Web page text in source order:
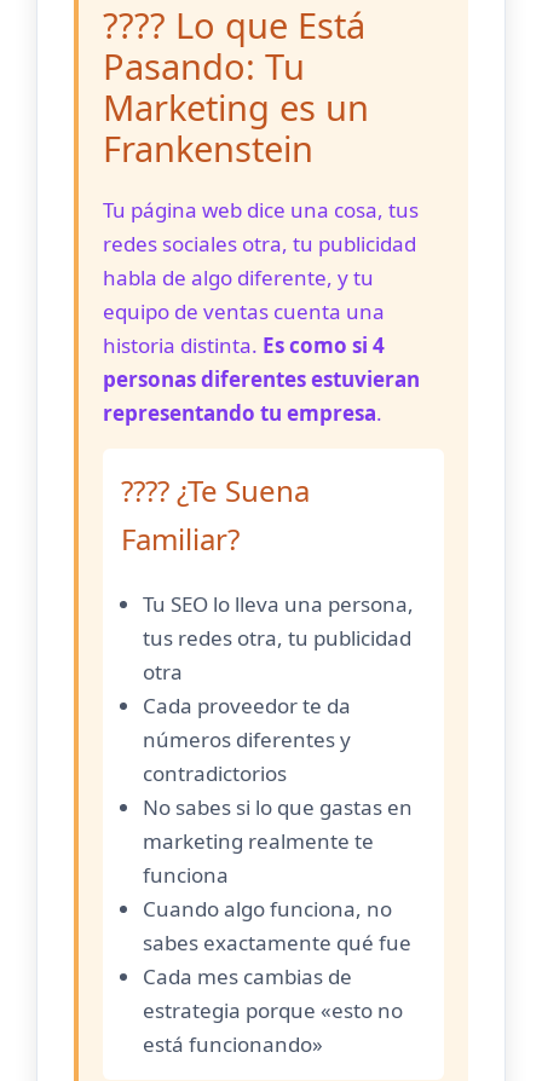
???? Lo que Está
Pasando: Tu
Marketing es un
Frankenstein
Tu página web dice una cosa, tus
redes sociales otra, tu publicidad
habla de algo diferente, y tu
equipo de ventas cuenta una
historia distinta. Es como si 4
personas diferentes estuvieran
representando tu empresa.
???? ¿Te Suena
Familiar?
Tu SEO lo lleva una persona,
tus redes otra, tu publicidad
otra
Cada proveedor te da
números diferentes y
contradictorios
No sabes si lo que gastas en
marketing realmente te
funciona
Cuando algo funciona, no
sabes exactamente qué fue
Cada mes cambias de
estrategia porque «esto no
está funcionando»